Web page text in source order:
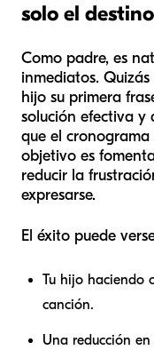
solo el destino
Como padre, es
inmediatos.
hijo su primera
solución efectiva y
que el cronograma
objetivo es
reducir la
expresarse.
El éxito puede
Tu hijo haciendo
canción.
Una reducción